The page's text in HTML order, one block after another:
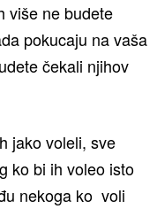
više ne budete
pokucaju na vaša
čekali njihov
jako voleli, sve
ko bi ih voleo isto
nekoga ko voli